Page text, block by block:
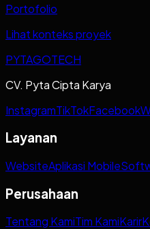
Portofolio
Lihat konteks proyek
PYTAGOTECH
CV. Pyta Cipta Karya
InstagramTikTokFacebook
Layanan
WebsiteAplikasi Mobile
Perusahaan
Tentang KamiTim KamiKarir